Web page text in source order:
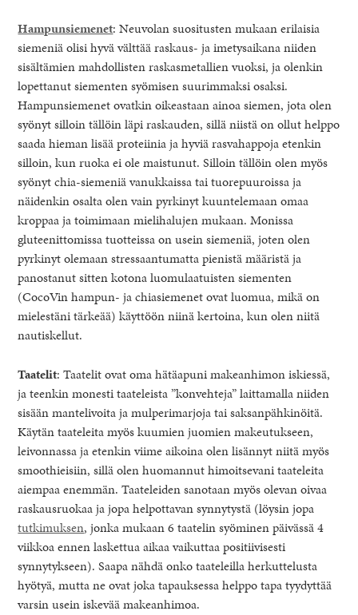
Hampunsiemenet: Neuvolan suositusten mukaan erilaisia
siemeniä olisi hyvä välttää raskaus- ja imetysaikana niiden
sisältämien mahdollisten raskasmetallien vuoksi, ja olenkin
lopettanut siementen syömisen suurimmaksi osaksi.
Hampunsiemenet ovatkin oikeastaan ainoa siemen, jota olen
syönyt silloin tällöin läpi raskauden, sillä niistä on ollut helppo
saada hieman lisää proteiinia ja hyviä rasvahappoja etenkin
silloin, kun ruoka ei ole maistunut. Silloin tällöin olen myös
syönyt chia-siemeniä vanukkaissa tai tuorepuuroissa ja
näidenkin osalta olen vain pyrkinyt kuuntelemaan omaa
kroppaa ja toimimaan mielihalujen mukaan. Monissa
gluteenittomissa tuotteissa on usein siemeniä, joten olen
pyrkinyt olemaan stressaantumatta pienistä määristä ja
panostanut sitten kotona luomulaatuisten siementen
(CocoVin hampun- ja chiasiemenet ovat luomua, mikä on
mielestäni tärkeää) käyttöön niinä kertoina, kun olen niitä
nautiskellut.
Taatelit: Taatelit ovat oma hätäapuni makeanhimon iskiessä,
ja teenkin monesti taateleista ”konvehteja” laittamalla niiden
sisään mantelivoita ja mulperimarjoja tai saksanpähkinöitä.
Käytän taateleita myös kuumien juomien makeutukseen,
leivonnassa ja etenkin viime aikoina olen lisännyt niitä myös
smoothieisiin, sillä olen huomannut himoitsevani taateleita
aiempaa enemmän. Taateleiden sanotaan myös olevan oivaa
raskausruokaa ja jopa helpottavan synnytystä (löysin jopa
tutkimuksen, jonka mukaan 6 taatelin syöminen päivässä 4
viikkoa ennen laskettua aikaa vaikuttaa positiivisesti
synnytykseen). Saapa nähdä onko taateleilla herkuttelusta
hyötyä, mutta ne ovat joka tapauksessa helppo tapa tyydyttää
varsin usein iskevää makeanhimoa.